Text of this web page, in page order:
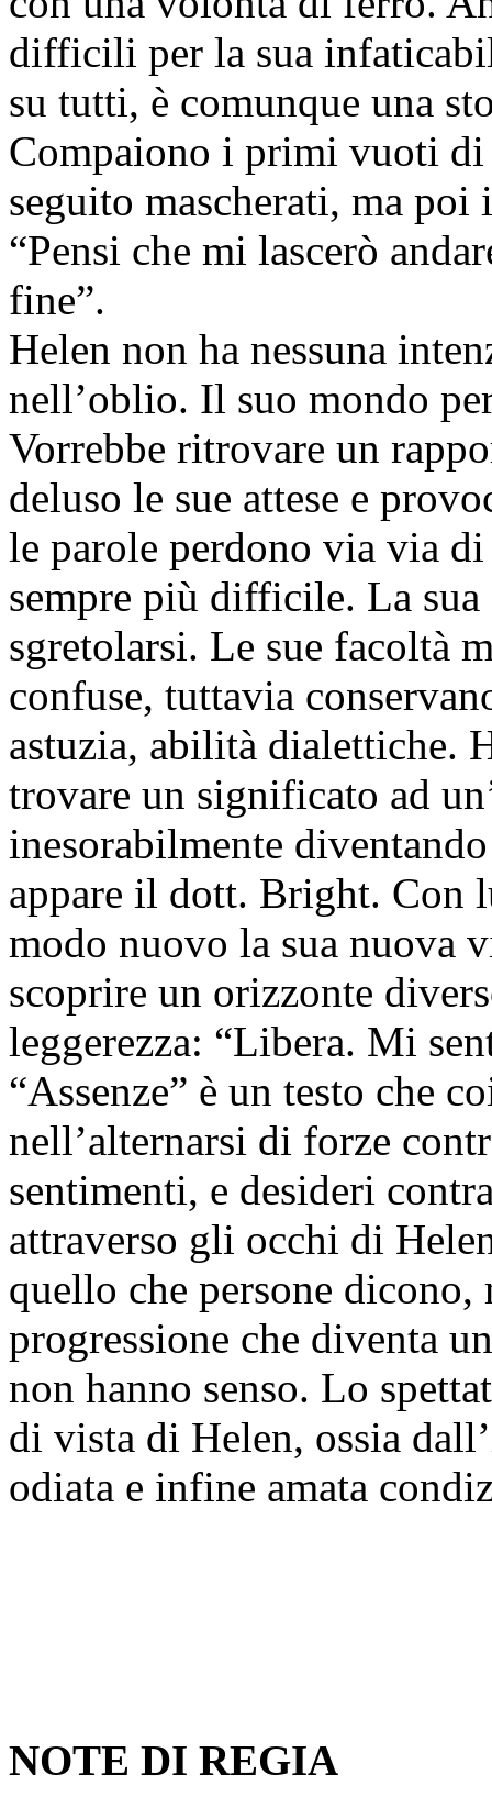
difficili per la sua
su tutti, è comunque una
Compaiono i primi vuoti
seguito mascherati, ma
“Pensi che mi lascerò
fine”.
Helen non ha nessuna
nell’oblio. Il suo mondo
Vorrebbe ritrovare un
deluso le sue attese e
le parole perdono via via
sempre più difficile. La sua
sgretolarsi. Le sue facoltà
confuse, tuttavia
astuzia, abilità dialettiche.
trovare un significato ad
inesorabilmente
appare il dott. Bright. Con
modo nuovo la sua nuova
scoprire un orizzonte
leggerezza: “Libera. Mi
“Assenze” è un testo che
nell’alternarsi di forze
sentimenti, e desideri
attraverso gli occhi di
quello che persone dicono,
progressione che diventa
non hanno senso. Lo
di vista di Helen, ossia
odiata e infine amata
NOTE DI REGIA